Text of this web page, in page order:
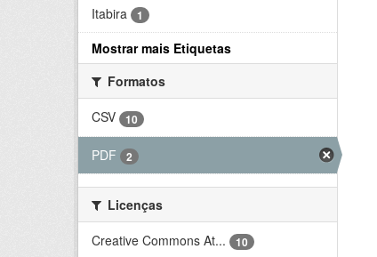
Itabira 1
Mostrar mais Etiquetas
Formatos
CSV
10
PDF 2
Licenças
Creative Commons At...
10